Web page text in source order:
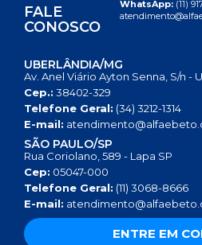
FALE
CONOSCO
WhatsApp: (11)
UBERLÂNDIA/MG
Av. Anel Viário Ayton Senna, S/n -
Cep.: 38402-329
Telefone Geral: (34) 3212-1314
E-mail:
SÃO PAULO/SP
Rua Coriolano, 589 - Lapa SP
Cep: 05047-000
Telefone Geral: (11) 3068-8666
E-mail:
ENTRE EM